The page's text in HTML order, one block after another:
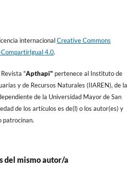
internacionalCreative Commons
4.0.
"Apthapi" pertenece al Instituto de
y de Recursos Naturales (IIAREN), de la
de la Universidad Mayor de San
de los artí­culos es de(l) o los autor(es) y
patrocinan.
del mismo autor/a